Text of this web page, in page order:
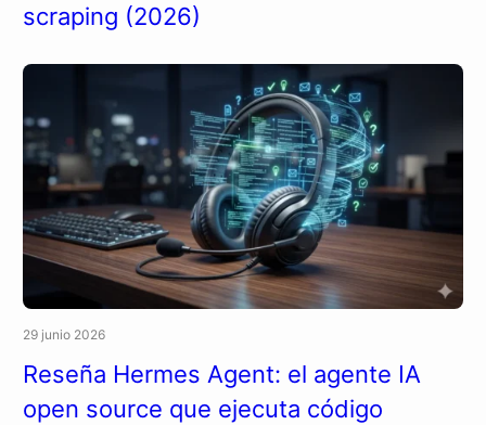
scraping (2026)
29 junio 2026
Reseña Hermes Agent: el agente IA
open source que ejecuta código